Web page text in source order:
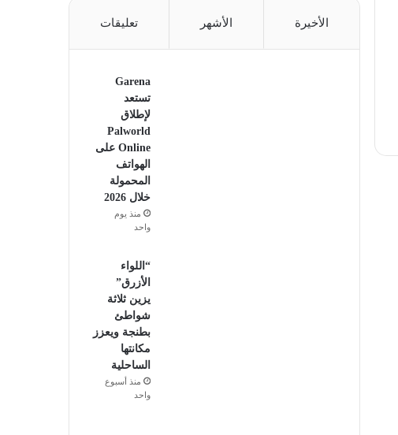
الأخيرة الأشهر تعليقات
Garena
تستعد
لإطلاق
Palworld
Online على
الهواتف
المحمولة
خلال 2026
منذ يوم
واحد
“اللواء
الأزرق”
يزين ثلاثة
شواطئ
بطنجة ويعزز
مكانتها
الساحلية
منذ أسبوع
واحد